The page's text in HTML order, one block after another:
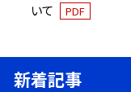
いて
PDF
新着記事